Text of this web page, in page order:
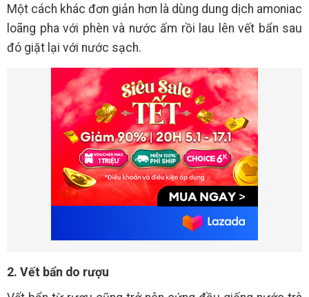
Một cách khác đơn giản hơn là dùng dung dịch amoniac
loãng pha với phèn và nước ấm rồi lau lên vết bẩn sau
đó giặt lại với nước sạch.
2. Vết bẩn do rượu